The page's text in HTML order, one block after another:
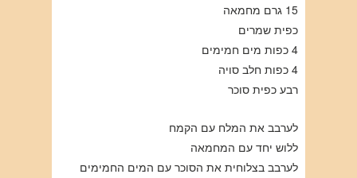
15 גרם מחמאה
כפית שמרים
4 כפות מים חמימים
4 כפות חלב סויה
רבע כפית סוכר
לערבב את המלח עם הקמח
ללוש יחד עם המחמאה
לערבב בצלוחית את הסוכר עם המים החמימים